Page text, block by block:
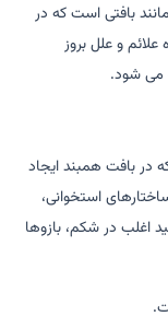
بافتی است که در
و علل بروز
می شود.
در بافت همبند ایجاد
استخوانی،
اغلب در شکم، بازوها